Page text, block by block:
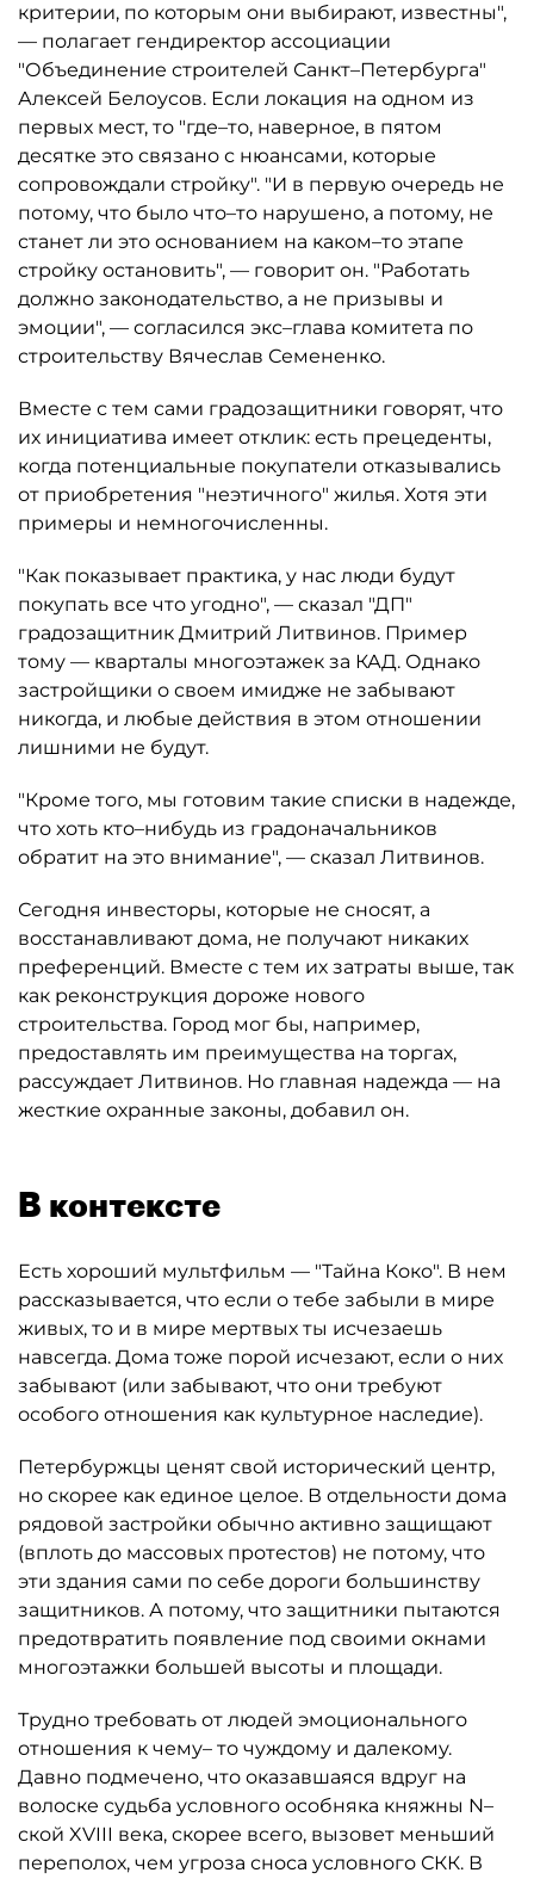
критерии, по которым они выбирают, известны",
— полагает гендиректор ассоциации
"Объединение строителей Санкт–Петербурга"
Алексей Белоусов. Если локация на одном из
первых мест, то "где–то, наверное, в пятом
десятке это связано с нюансами, которые
сопровождали стройку". "И в первую очередь не
потому, что было что–то нарушено, а потому, не
станет ли это основанием на каком–то этапе
стройку остановить", — говорит он. "Работать
должно законодательство, а не призывы и
эмоции", — согласился экс–глава комитета по
строительству Вячеслав Семененко.
Вместе с тем сами градозащитники говорят, что
их инициатива имеет отклик: есть прецеденты,
когда потенциальные покупатели отказывались
от приобретения "неэтичного" жилья. Хотя эти
примеры и немногочисленны.
"Как показывает практика, у нас люди будут
покупать все что угодно", — сказал "ДП"
градозащитник Дмитрий Литвинов. Пример
тому — кварталы многоэтажек за КАД. Однако
застройщики о своем имидже не забывают
никогда, и любые действия в этом отношении
лишними не будут.
"Кроме того, мы готовим такие списки в надежде,
что хоть кто–нибудь из градоначальников
обратит на это внимание", — сказал Литвинов.
Сегодня инвесторы, которые не сносят, а
восстанавливают дома, не получают никаких
преференций. Вместе с тем их затраты выше, так
как реконструкция дороже нового
строительства. Город мог бы, например,
предоставлять им преимущества на торгах,
рассуждает Литвинов. Но главная надежда — на
жесткие охранные законы, добавил он.
В контексте
Есть хороший мультфильм — "Тайна Коко". В нем
рассказывается, что если о тебе забыли в мире
живых, то и в мире мертвых ты исчезаешь
навсегда. Дома тоже порой исчезают, если о них
забывают (или забывают, что они требуют
особого отношения как культурное наследие).
Петербуржцы ценят свой исторический центр,
но скорее как единое целое. В отдельности дома
рядовой застройки обычно активно защищают
(вплоть до массовых протестов) не потому, что
эти здания сами по себе дороги большинству
защитников. А потому, что защитники пытаются
предотвратить появление под своими окнами
многоэтажки большей высоты и площади.
Трудно требовать от людей эмоционального
отношения к чему– то чуждому и далекому.
Давно подмечено, что оказавшаяся вдруг на
волоске судьба условного особняка княжны N–
ской XVIII века, скорее всего, вызовет меньший
переполох, чем угроза сноса условного СКК. В